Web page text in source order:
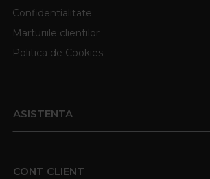
Confidentialitate
Marturiile clientilor
Politica de Cookies
ASISTENTA
CONT CLIENT